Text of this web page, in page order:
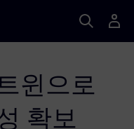
윈으로
확보